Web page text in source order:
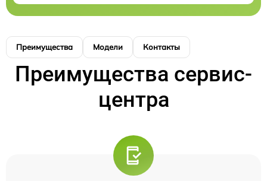
Преимущества Модели Контакты
Преимущества сервис-
центра